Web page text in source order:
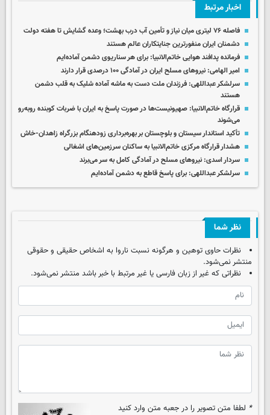
اخبار مرتبط
فاصله ۷۶ لیتری میان نیاز و تأمین آب درب بهشت؛ وعده گشایش تا هفته دولت
دشمنان ایران منفورترین جنایتکاران عالم هستند
فرمانده پدافند هوایی خاتم‌الانبیا: برای هر سناریوی دشمن آماده‌ایم
امیر الهامی: نیروهای مسلح ایران در آمادگی ۱۰۰ درصدی قرار دارند
سرلشکر عبداللهی: فرزندان ملت دست به ماشه آماده شلیک به قلب دشمن
هستند
قرارگاه خاتم‌الانبیا: صهیونیست‌ها در صورت پاسخ به ایران با ضربات کوبنده روبه‌رو
می‌شوند
تأکید استاندار سیستان و بلوچستان بر بهره‌برداری زودهنگام بزرگراه زاهدان-خاش
هشدار قرارگاه مرکزی خاتم‌الانبیا به ساکنان سرزمین‌های اشغالی
سردار اسدی: نیروهای مسلح در آمادگی کامل به سر می‌برند
سرلشکر عبداللهی:‌ برای پاسخ قاطع به دشمن آماده‌ایم
نظر شما
نظرات حاوی توهین و هرگونه نسبت ناروا به اشخاص حقیقی و حقوقی
منتشر نمی‌شود.
نظراتی که غیر از زبان فارسی یا غیر مرتبط با خبر باشد منتشر نمی‌شود.
* لطفا متن تصویر را در جعبه متن وارد کنید